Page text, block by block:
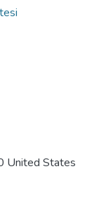
United States